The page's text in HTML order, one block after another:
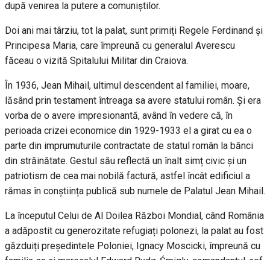
după venirea la putere a comuniștilor.
Doi ani mai târziu, tot la palat, sunt primiți Regele Ferdinand și
Principesa Maria, care împreună cu generalul Averescu
făceau o vizită Spitalului Militar din Craiova.
În 1936, Jean Mihail, ultimul descendent al familiei, moare,
lăsând prin testament întreaga sa avere statului român. Și era
vorba de o avere impresionantă, având în vedere că, în
perioada crizei economice din 1929-1933 el a girat cu ea o
parte din imprumuturile contractate de statul român la bănci
din străinătate. Gestul său reflectă un înalt simț civic și un
patriotism de cea mai nobilă factură, astfel încât edificiul a
rămas în conștiința publică sub numele de Palatul Jean Mihail.
La începutul Celui de Al Doilea Război Mondial, când România
a adăpostit cu generozitate refugiați polonezi, la palat au fost
găzduiți președintele Poloniei, Ignacy Moscicki, împreună cu